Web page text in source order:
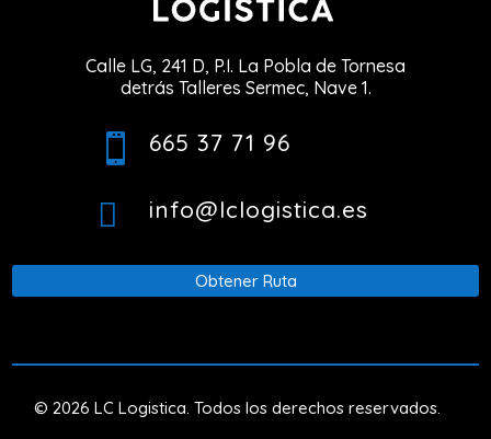
Calle LG, 241 D, P.I. La Pobla de Tornesa
detrás Talleres Sermec, Nave 1.
 665 37 71 96
 info@lclogistica.es
Obtener Ruta
© 2026 LC Logistica. Todos los derechos reservados.